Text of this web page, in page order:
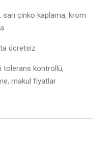
çinko kaplama, krom
ücretsiz
tolerans kontrollü,
makul fiyatlar